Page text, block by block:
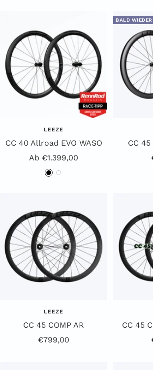
w
a
r
z
ß
LEEZE
CC 40 Allroad EVO WASO
Angebotspreis
Ab €1.399,00
S
w
a
r
z
W
ß
BALD
CC 45
LEEZE
CC 45 COMP AR
Angebotspreis
€799,00
CC 45